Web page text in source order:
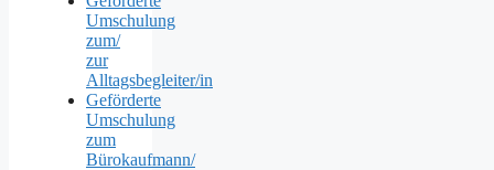
Umschulung
zum/
zur
Alltagsbegleiter/in
Geförderte
Umschulung
zum
Bürokaufmann/